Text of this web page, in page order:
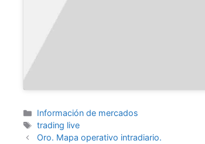
Categorías
Información de mercados
Etiquetas
trading live
Oro. Mapa operativo intradiario.